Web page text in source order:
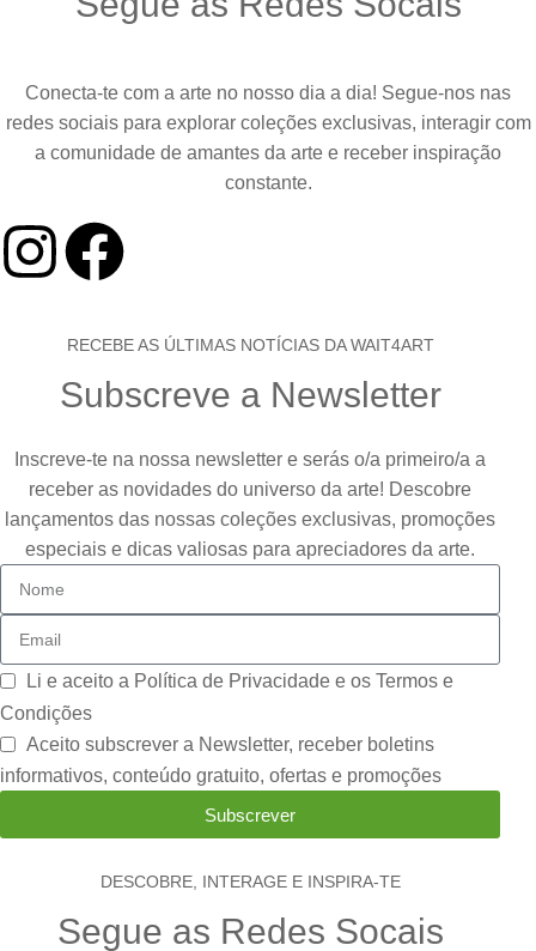
Conecta-te com a arte no nosso dia a dia! Segue-nos nas
redes sociais para explorar coleções exclusivas, interagir com
a comunidade de amantes da arte e receber inspiração
constante.
RECEBE AS ÚLTIMAS NOTÍCIAS DA WAIT4ART
Subscreve a Newsletter
Inscreve-te na nossa newsletter e serás o/a primeiro/a a
receber as novidades do universo da arte! Descobre
lançamentos das nossas coleções exclusivas, promoções
especiais e dicas valiosas para apreciadores da arte.
Li e aceito a Política de Privacidade e os Termos e
Condições
Aceito subscrever a Newsletter, receber boletins
informativos, conteúdo gratuito, ofertas e promoções
Subscrever
DESCOBRE, INTERAGE E INSPIRA-TE
Segue as Redes Socais